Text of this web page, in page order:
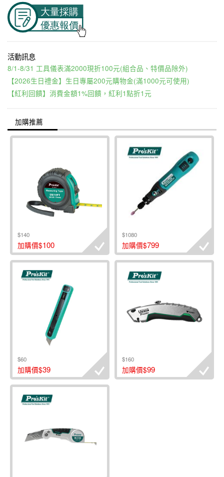
8/1-8/31 工具儀表滿2000現折100元(組合品、特價品除外)
【2026生日禮金】生日專屬200元購物金(滿1000元可使用)
【紅利回饋】消費金額1%回饋，紅利1點折1元
加購推薦
$140
加購價$100
$1080
加購價$799
$60
加購價$39
$160
加購價$99